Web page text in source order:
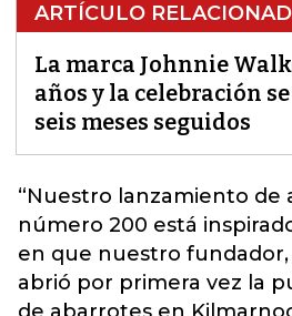
ARTÍCULO
La marca Johnnie
años y la celebración
seis meses seguidos
“Nuestro lanzamiento de
número 200 está
en que nuestro
abrió por primera vez la